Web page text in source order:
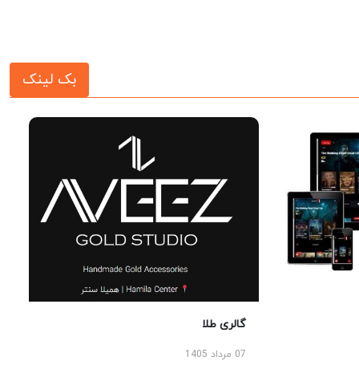
بک لینک
گالری طلا
07 مرداد 1405